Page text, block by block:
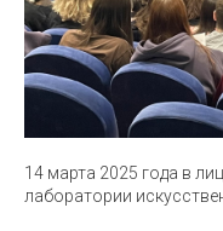
14 марта 2025 года в
лаборатории